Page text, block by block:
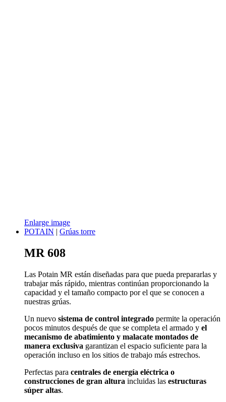
Enlarge image
POTAIN | Grúas torre
MR 608
Las Potain MR están diseñadas para que pueda prepararlas y
trabajar más rápido, mientras continúan proporcionando la
capacidad y el tamaño compacto por el que se conocen a
nuestras grúas.
Un nuevo sistema de control integrado permite la operación
pocos minutos después de que se completa el armado y el
mecanismo de abatimiento y malacate montados de
manera exclusiva garantizan el espacio suficiente para la
operación incluso en los sitios de trabajo más estrechos.
Perfectas para centrales de energía eléctrica o
construcciones de gran altura incluidas las estructuras
súper altas.